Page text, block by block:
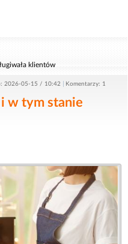
klientów
2026-05-15 / 10:42 Komentarzy: 1
i w tym stanie